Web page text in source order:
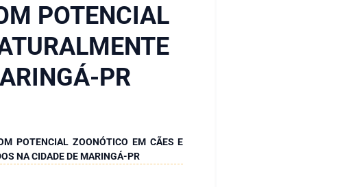
POTENCIAL
PR
POTENCIAL ZOONÓTICO EM CÃES E
NA CIDADE DE MARINGÁ-PR